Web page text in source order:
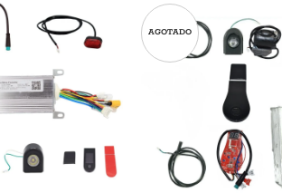
AGOTADO